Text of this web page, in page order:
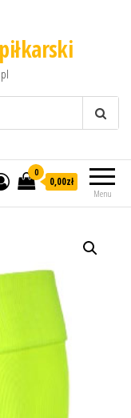
Menu
0
0,00zł